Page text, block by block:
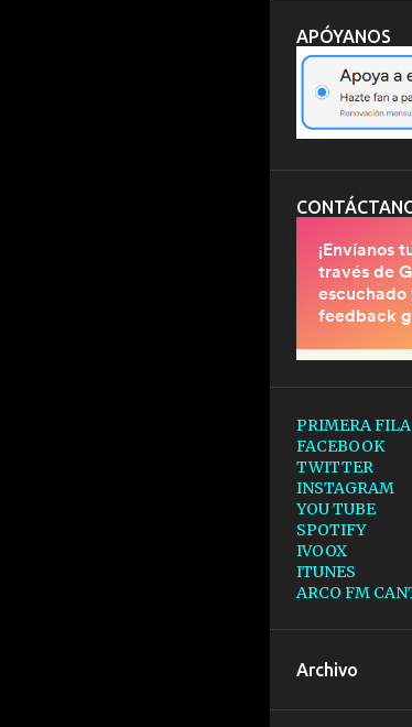
APÓYANOS
PRIMERA
FACEBOOK
TWITTER
INSTAGRAM
YOU TUBE
SPOTIFY
IVOOX
ITUNES
ARCO FM
Archivo